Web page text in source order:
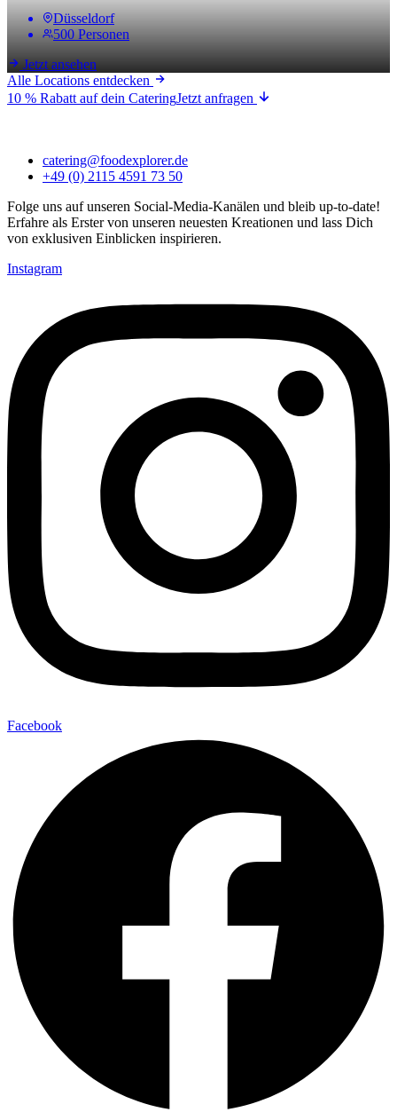
Düsseldorf
500 Personen
Jetzt ansehen
Alle Locations entdecken
10 % Rabatt auf dein CateringJetzt anfragen
catering@foodexplorer.de
+49 (0) 2115 4591 73 50
Folge uns auf unseren Social-Media-Kanälen und bleib up-to-date!
Erfahre als Erster von unseren neuesten Kreationen und lass Dich
von exklusiven Einblicken inspirieren.
Instagram
Facebook